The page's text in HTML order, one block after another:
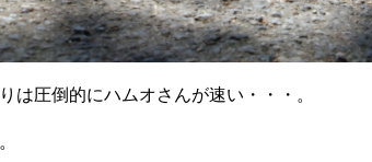
は圧倒的にハムオさんが速い・・・。